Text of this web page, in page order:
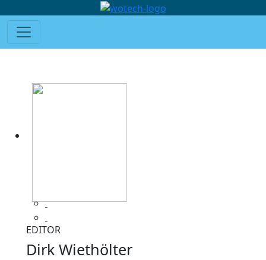
EDITOR
Dirk Wiethölter